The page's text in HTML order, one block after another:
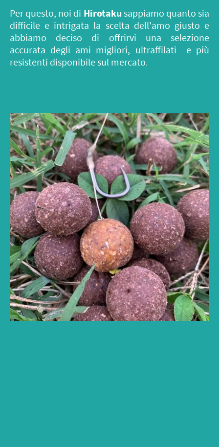
Per questo, noi di Hirotaku sappiamo quanto sia
difficile e intrigata la scelta dell'amo giusto e
abbiamo deciso di offrirvi una selezione
accurata degli ami migliori, ultraffilati e più
resistenti disponibile sul mercato.